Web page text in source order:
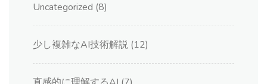
Uncategorized (8)
少し複雑なAI技術解説 (12)